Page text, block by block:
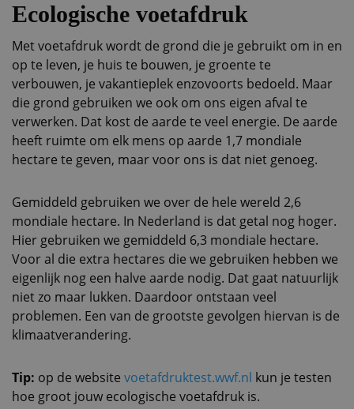
Ecologische voetafdruk
Met voetafdruk wordt de grond die je gebruikt om in en
op te leven, je huis te bouwen, je groente te
verbouwen, je vakantieplek enzovoorts bedoeld. Maar
die grond gebruiken we ook om ons eigen afval te
verwerken. Dat kost de aarde te veel energie. De aarde
heeft ruimte om elk mens op aarde 1,7 mondiale
hectare te geven, maar voor ons is dat niet genoeg.
Gemiddeld gebruiken we over de hele wereld 2,6
mondiale hectare. In Nederland is dat getal nog hoger.
Hier gebruiken we gemiddeld 6,3 mondiale hectare.
Voor al die extra hectares die we gebruiken hebben we
eigenlijk nog een halve aarde nodig. Dat gaat natuurlijk
niet zo maar lukken. Daardoor ontstaan veel
problemen. Een van de grootste gevolgen hiervan is de
klimaatverandering.
Tip: op de website voetafdruktest.wwf.nl kun je testen
hoe groot jouw ecologische voetafdruk is.